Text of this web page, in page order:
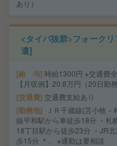
あり）
<タイパ抜群>フォーク
遣]
給 与 時給1300円 ※交通費
【月収例】20.8万円（20日勤
交通費 交通費支給あり
勤務地
ＪＲ千歳線(苫小牧
線平和駅から車徒歩18分 ・札
18丁目駅から徒歩23分 ・JR
歩15分 ＊、 ※通勤は要相談